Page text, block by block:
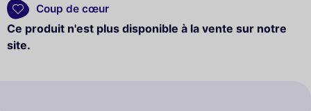
Coup de cœur
Ce produit n'est plus disponible à la vente sur notre
site.